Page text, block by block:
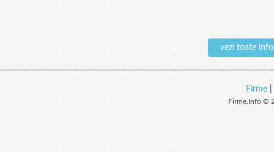
vezi toate
Firme|
Firme.Info ©